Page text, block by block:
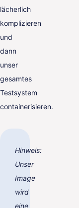
lächerlich
komplizieren
und
dann
unser
gesamtes
Testsystem
containerisieren.
Hinweis:
Unser
Image
wird
eine